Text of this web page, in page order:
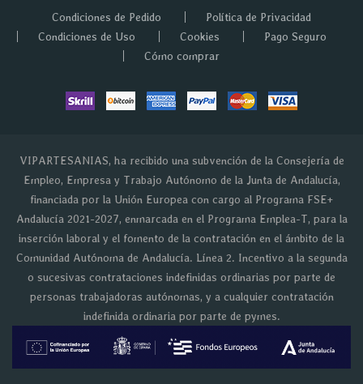
Condiciones de Pedido
Política de Privacidad
Condiciones de Uso
Cookies
Pago Seguro
Cómo comprar
VIPARTESANIAS, ha recibido una subvención de la Consejería de
Empleo, Empresa y Trabajo Autónomo de la Junta de Andalucía,
financiada por la Unión Europea con cargo al Programa FSE+
Andalucía 2021-2027, enmarcada en el Programa Emplea-T, para la
inserción laboral y el fomento de la contratación en el ámbito de la
Comunidad Autónoma de Andalucía. Línea 2. Incentivo a la segunda
o sucesivas contrataciones indefinidas ordinarias por parte de
personas trabajadoras autónomas, y a cualquier contratación
indefinida ordinaria por parte de pymes.